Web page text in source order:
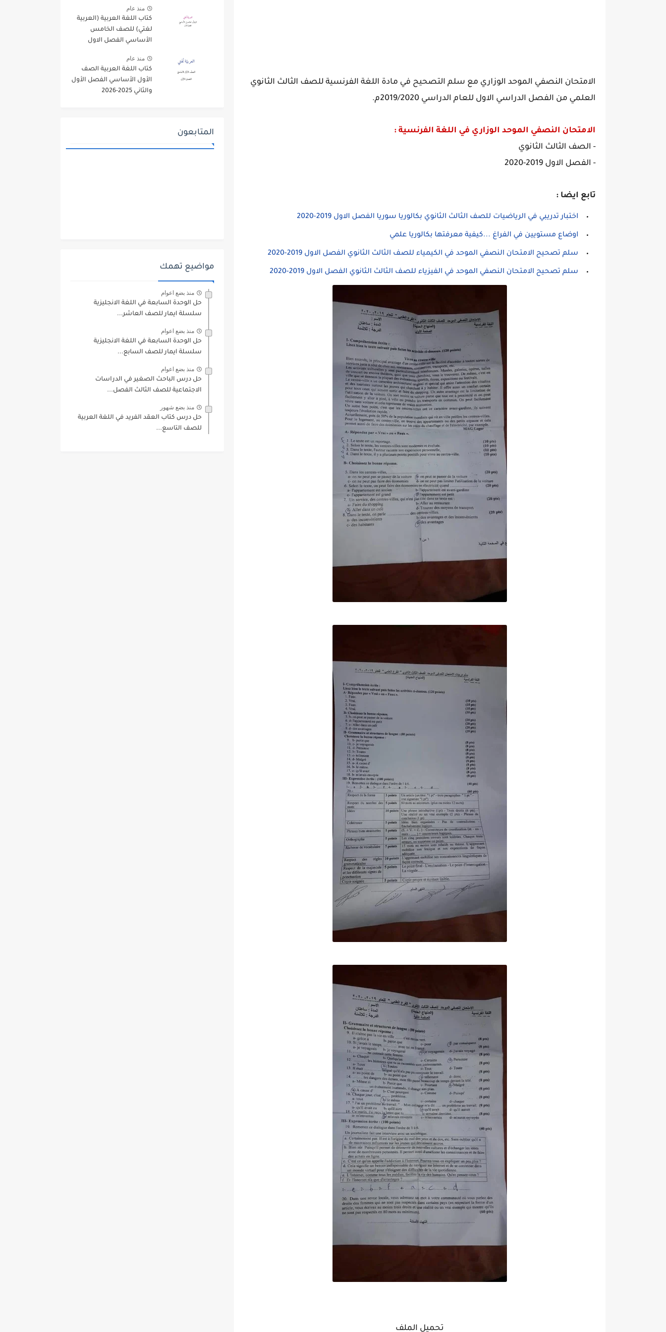
الامتحان النصفي الموحد الوزاري مع سلم التصحيح في مادة اللغة الفرنسية للصف الثالث الثانوي
العلمي من الفصل الدراسي الاول للعام الدراسي 2019/2020م.
الامتحان النصفي الموحد الوزاري في اللغة الفرنسية :
- الصف الثالث الثانوي
- الفصل الاول 2019-2020
تابع ايضا :
اختبار تدريبي في الرياضيات للصف الثالث الثانوي بكالوريا سوريا الفصل الاول 2019-2020
اوضاع مستويين في الفراغ ...كيفية معرفتها بكالوريا علمي
سلم تصحيح الامتحان النصفي الموحد في الكيمياء للصف الثالث الثانوي الفصل الاول 2019-2020
سلم تصحيح الامتحان النصفي الموحد في الفيزياء للصف الثالث الثانوي الفصل الاول 2019-2020
تحميل الملف
منذ عام
كتاب اللغة العربية (العربية
لغتي) للصف الخامس
الأساسي الفصل الاول
منذ عام
كتاب اللغة العربية الصف
الأول الأساسي الفصل الأول
والثاني 2025-2026
المتابعون
مواضيع تهمك
منذ بضع اعوام
حل الوحدة السابعة في اللغة الانجليزية
سلسلة ايمار للصف العاشر...
منذ بضع اعوام
حل الوحدة السابعة في اللغة الانجليزية
سلسلة ايمار للصف السابع...
منذ بضع اعوام
حل درس الباحث الصغير في الدراسات
الاجتماعية للصف الثالث الفصل...
منذ بضع شهور
حل درس كتاب العقد الفريد في اللغة العربية
للصف التاسع...